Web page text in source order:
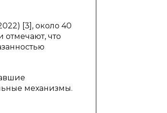
[3], около 40
отмечают, что
механизмы.